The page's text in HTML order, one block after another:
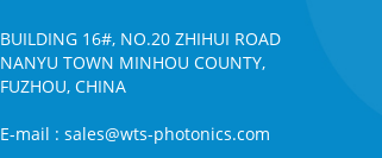
BUILDING 16#, NO.20 ZHIHUI ROAD
NANYU TOWN MINHOU COUNTY,
FUZHOU, CHINA
E-mail : sales@wts-photonics.com